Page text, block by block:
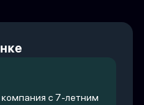
с 7-летним